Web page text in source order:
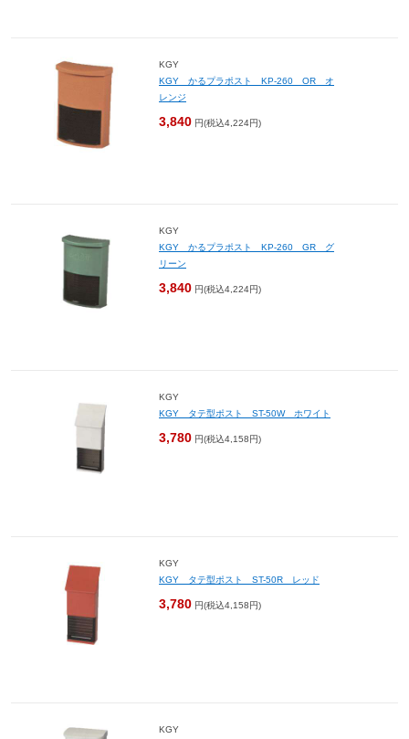
KGY
KGY かるプラポスト KP-260 OR オ
レンジ
3,840 円(税込4,224円)
KGY
KGY かるプラポスト KP-260 GR グ
リーン
3,840 円(税込4,224円)
KGY
KGY タテ型ポスト ST-50W ホワイト
3,780 円(税込4,158円)
KGY
KGY タテ型ポスト ST-50R レッド
3,780 円(税込4,158円)
KGY